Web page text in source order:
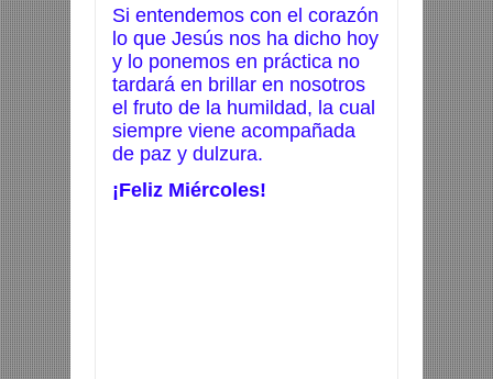
Si entendemos con el corazón
lo que Jesús nos ha dicho hoy
y lo ponemos en práctica no
tardará en brillar en nosotros
el fruto de la humildad, la cual
siempre viene acompañada
de paz y dulzura.
¡Feliz Miércoles!